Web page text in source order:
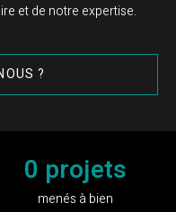
et de notre expertise.
?
0 projets
menés à bien